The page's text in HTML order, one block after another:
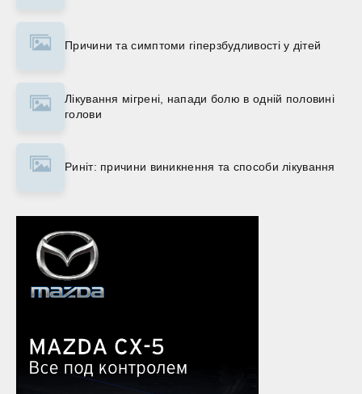
Причини та симптоми гіперзбудливості у дітей
Лікування мігрені, напади болю в одній половині
голови
Риніт: причини виникнення та способи лікування